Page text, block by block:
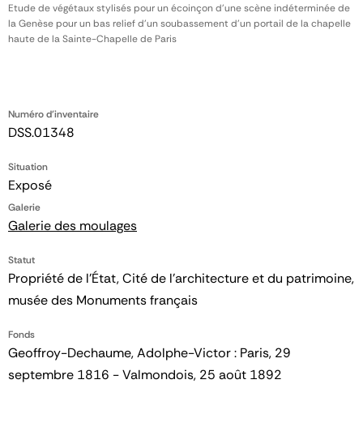
Numéro d'inventaire
DSS.01348
Situation
Exposé
Galerie
Galerie des moulages
Statut
Propriété de l’État, Cité de l’architecture et du patrimoine,
musée des Monuments français
Fonds
Geoffroy-Dechaume, Adolphe-Victor : Paris, 29
septembre 1816 - Valmondois, 25 août 1892
Etude de végétaux stylisés pour un écoinçon d'une scène indéterminée de
la Genèse pour un bas relief d'un soubassement d'un portail de la chapelle
haute de la Sainte-Chapelle de Paris